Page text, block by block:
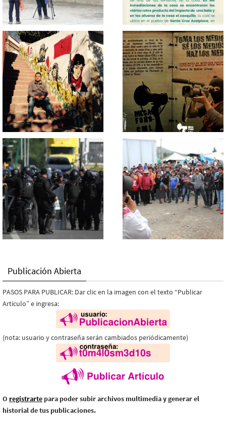
Publicación Abierta
PASOS PARA PUBLICAR: Dar clic en la imagen con el texto “Publicar
Artículo” e ingresa:
(nota: usuario y contraseña serán cambiados periódicamente)
O registrarte para poder subir archivos multimedia y generar el
historial de tus publicaciones.